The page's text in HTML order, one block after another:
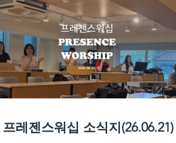
프레젠스워십 소식지(26.06.21)